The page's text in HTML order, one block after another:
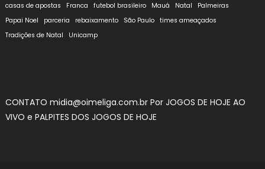
casas de apostas Franca futebol brasileiro Mauá Natal
Palmeiras
Papai Noel
parceria rebaixamento São Paulo
times ameaçados
Tradições de Natal
Unicamp
CONTATO midia@oimeliga.com.br Por JOGOS DE HOJE AO
VIVO e PALPITES DOS JOGOS DE HOJE